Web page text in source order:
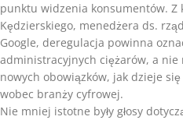
punktu widzenia konsumentów. Z
Kędzierskiego, menedżera ds.
Google, deregulacja powinna
administracyjnych ciężarów, a nie
nowych obowiązków, jak dzieje
wobec branży cyfrowej.
Nie mniej istotne były głosy